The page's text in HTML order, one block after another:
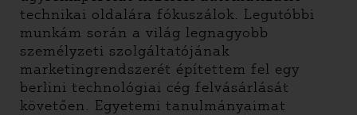
technikai oldalára fókuszálok. Legutóbbi
munkám során a világ legnagyobb
személyzeti szolgáltatójának
marketingrendszerét építettem fel egy
berlini technológiai cég felvásárlását
követően. Egyetemi tanulmányaimat